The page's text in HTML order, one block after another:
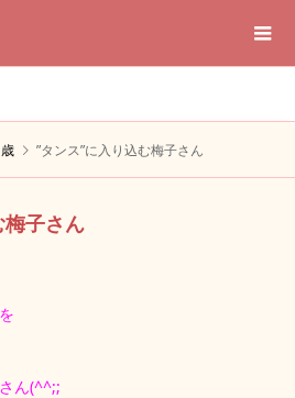
”タンス”に入り込む梅子さん
梅子さん
ん(^^;;